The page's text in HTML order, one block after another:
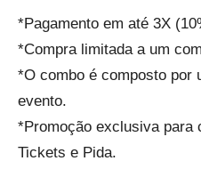
*Pagamento em até 3X
*Compra limitada a um
*O combo é composto por
evento.
*Promoção exclusiva para
Tickets e Pida.